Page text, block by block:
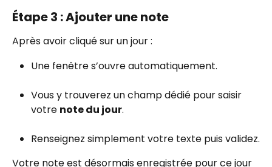
Étape 3 : Ajouter une note
Après avoir cliqué sur un jour :
Une fenêtre s’ouvre automatiquement.
Vous y trouverez un champ dédié pour saisir
votre note du jour.
Renseignez simplement votre texte puis validez.
Votre note est désormais enregistrée pour ce jour